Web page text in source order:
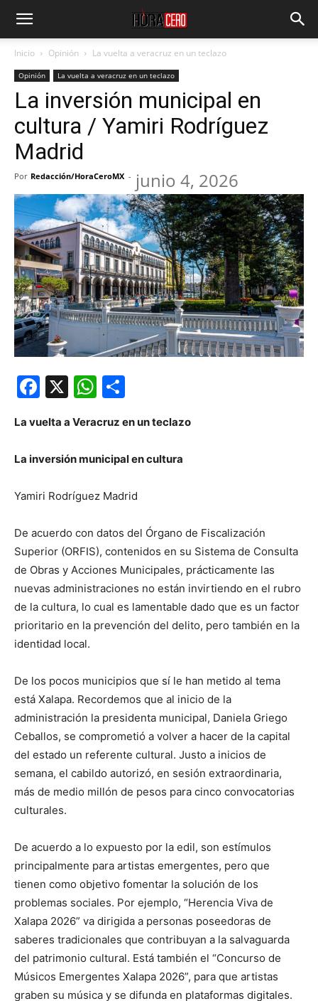
Inicio Opinión La vuelta a veracruz en un teclazo
Opinión La vuelta a veracruz en un teclazo
La inversión municipal en
cultura / Yamiri Rodríguez
Madrid
Por Redacción/HoraCeroMX - junio 4, 2026
Facebook
X WhatsApp
La vuelta a Veracruz en un teclazo
La inversión municipal en cultura
Yamiri Rodríguez Madrid
De acuerdo con datos del Órgano de Fiscalización
Superior (ORFIS), contenidos en su Sistema de Consulta
de Obras y Acciones Municipales, prácticamente las
nuevas administraciones no están invirtiendo en el rubro
de la cultura, lo cual es lamentable dado que es un factor
prioritario en la prevención del delito, pero también en la
identidad local.
De los pocos municipios que sí le han metido al tema
está Xalapa. Recordemos que al inicio de la
administración la presidenta municipal, Daniela Griego
Ceballos, se comprometió a volver a hacer de la capital
del estado un referente cultural. Justo a inicios de
semana, el cabildo autorizó, en sesión extraordinaria,
más de medio millón de pesos para cinco convocatorias
culturales.
De acuerdo a lo expuesto por la edil, son estímulos
principalmente para artistas emergentes, pero que
tienen como objetivo fomentar la solución de los
problemas sociales. Por ejemplo, “Herencia Viva de
Xalapa 2026” va dirigida a personas poseedoras de
saberes tradicionales que contribuyan a la salvaguarda
del patrimonio cultural. Está también el “Concurso de
Músicos Emergentes Xalapa 2026”, para que artistas
graben su música y se difunda en plataformas digitales.